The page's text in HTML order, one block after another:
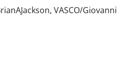
VASCO/Giovanni